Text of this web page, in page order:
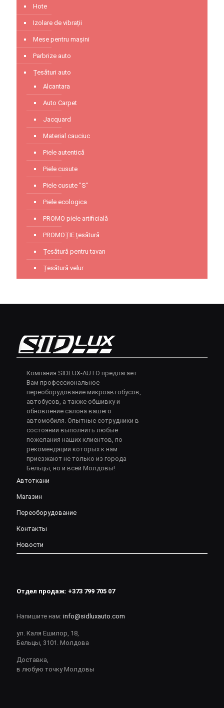
Hote
Izolare de vibrații
Mese pentru mașini
Parbrize auto
Țesături auto
Alcantara
Auto Carpet
Jacquard
Material cauciuc
Piele autentică
Piele cusute
Piele cusute "S"
Piele ecologica
PROMO piele artificială
PROMOȚIE țesătură
Țesătură pentru tavan
Țesătură velur
Компания SIDLUX-AUTO предлагает
Вам профессиональное
переоборудование микроавтобусов,
автобусов, а также обшивку и
обновление салона вашего
автомобиля. Опытные сотрудники в
состоянии выполнить любые
пожелания наших клиентов, по
рекомендации которых к нам
приезжают не только из города
Бельцы, но и всей Молдовы!
Автоткани
Магазин
Переоборудование
Контакты
Новости
Отдел продаж: +373 799 705 07
Напишите нам: info@sidluxauto.com
ул. Каля Ешилор, 18,
Бельцы, 3101. Молдова
Доставка,
в любую точку Молдовы